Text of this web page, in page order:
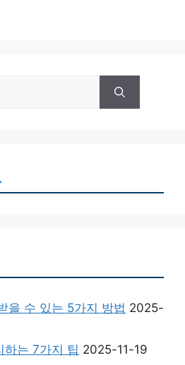
을 수 있는 5가지 방법 2025-
하는 7가지 팁 2025-11-19